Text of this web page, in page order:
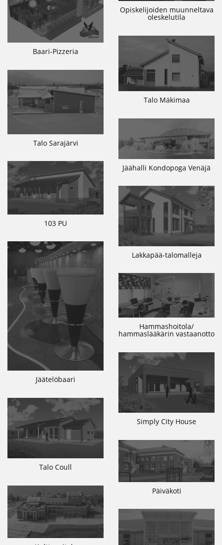
Opiskelijoiden muunneltava
oleskelutila
Baari-Pizzeria
Talo Mäkimaa
Talo Sarajärvi
Jäähalli Kondopoga Venäjä
103 PU
Lakkapää-talomalleja
Jäätelöbaari
Hammashoitola/
hammaslääkärin vastaanotto
Simply City House
Talo Coull
Päiväkoti